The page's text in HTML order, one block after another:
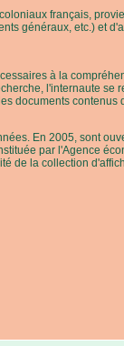
français,
généraux, etc.) et
à la
l'internaute se
documents contenus
En 2005, sont
par l'Agence
de la collection